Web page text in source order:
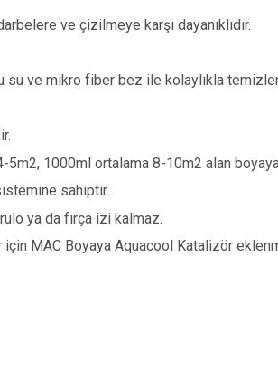
ve çizilmeye karşı dayanıklıdır.
su ve mikro fiber bez ile kolaylıkla
1000ml ortalama 8-10m2 alan
sahiptir.
ya da fırça izi kalmaz.
MAC Boyaya Aquacool Katalizör